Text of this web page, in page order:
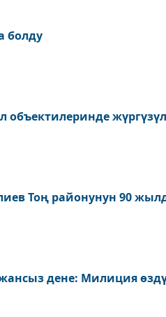
болду
объектилеринде
Тоң районунун 90
дене: Милиция